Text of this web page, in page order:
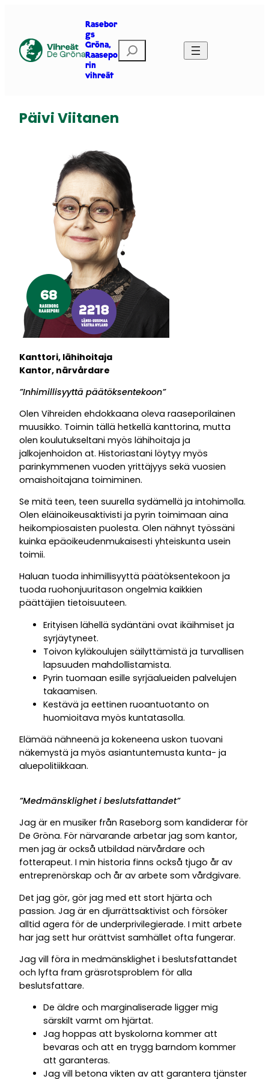
Rasebor
gs
Gröna,
Raasepo
rin
vihreät
t
Päivi Viitanen
Kanttori, lähihoitaja
Kantor, närvårdare
”Inhimillisyyttä päätöksentekoon”
Olen Vihreiden ehdokkaana oleva raaseporilainen
muusikko. Toimin tällä hetkellä kanttorina, mutta
olen koulutukseltani myös lähihoitaja ja
jalkojenhoidon at. Historiastani löytyy myös
parinkymmenen vuoden yrittäjyys sekä vuosien
omaishoitajana toimiminen.
Se mitä teen, teen suurella sydämellä ja intohimolla.
Olen eläinoikeusaktivisti ja pyrin toimimaan aina
heikompiosaisten puolesta. Olen nähnyt työssäni
kuinka epäoikeudenmukaisesti yhteiskunta usein
toimii.
Haluan tuoda inhimillisyyttä päätöksentekoon ja
tuoda ruohonjuuritason ongelmia kaikkien
päättäjien tietoisuuteen.
Erityisen lähellä sydäntäni ovat ikäihmiset ja
syrjäytyneet.
Toivon kyläkoulujen säilyttämistä ja turvallisen
lapsuuden mahdollistamista.
Pyrin tuomaan esille syrjäalueiden palvelujen
takaamisen.
Kestävä ja eettinen ruoantuotanto on
huomioitava myös kuntatasolla.
Elämää nähneenä ja kokeneena uskon tuovani
näkemystä ja myös asiantuntemusta kunta- ja
aluepolitiikkaan.
”Medmänsklighet i beslutsfattandet”
Jag är en musiker från Raseborg som kandiderar för
De Gröna. För närvarande arbetar jag som kantor,
men jag är också utbildad närvårdare och
fotterapeut. I min historia finns också tjugo år av
entreprenörskap och år av arbete som vårdgivare.
Det jag gör, gör jag med ett stort hjärta och
passion. Jag är en djurrättsaktivist och försöker
alltid agera för de underprivilegierade. I mitt arbete
har jag sett hur orättvist samhället ofta fungerar.
Jag vill föra in medmänsklighet i beslutsfattandet
och lyfta fram gräsrotsproblem för alla
beslutsfattare.
De äldre och marginaliserade ligger mig
särskilt varmt om hjärtat.
Jag hoppas att byskolorna kommer att
bevaras och att en trygg barndom kommer
att garanteras.
Jag vill betona vikten av att garantera tjänster